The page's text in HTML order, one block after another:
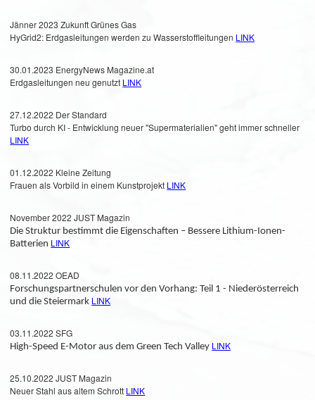
Jänner 2023 Zukunft Grünes Gas
HyGrid2: Erdgasleitungen werden zu Wasserstoffleitungen LINK
30.01.2023 EnergyNews Magazine.at
Erdgasleitungen neu genutzt LINK
27.12.2022 Der Standard
Turbo durch KI - Entwicklung neuer "Supermaterialien" geht immer schneller
LINK
01.12.2022 Kleine Zeitung
Frauen als Vorbild in einem Kunstprojekt LINK
November 2022 JUST Magazin
Die Struktur bestimmt die Eigenschaften – Bessere Lithium-Ionen-
Batterien LINK
08.11.2022 OEAD
Forschungspartnerschulen vor den Vorhang: Teil 1 - Niederösterreich
und die Steiermark LINK
03.11.2022 SFG
High-Speed E-Motor aus dem Green Tech Valley LINK
25.10.2022 JUST Magazin
Neuer Stahl aus altem Schrott LINK